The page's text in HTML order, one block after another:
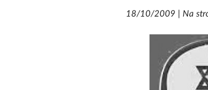
18/10/2009 Na